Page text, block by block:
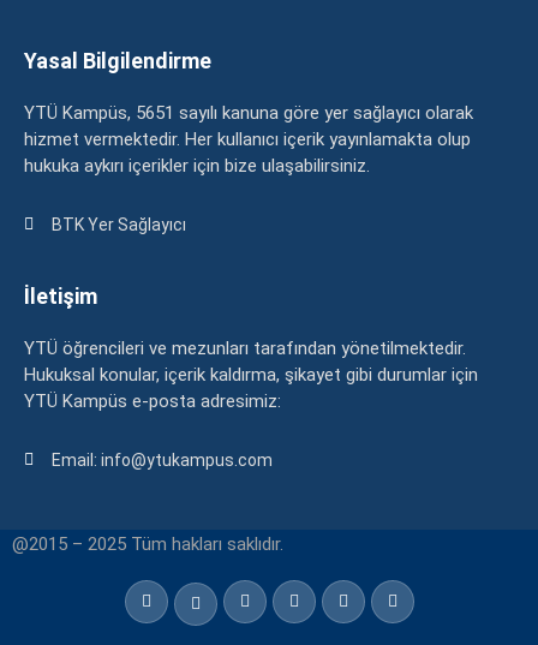
Yasal Bilgilendirme
YTÜ Kampüs, 5651 sayılı kanuna göre yer sağlayıcı olarak
hizmet vermektedir. Her kullanıcı içerik yayınlamakta olup
hukuka aykırı içerikler için bize ulaşabilirsiniz.
BTK Yer Sağlayıcı
İletişim
YTÜ öğrencileri ve mezunları tarafından yönetilmektedir.
Hukuksal konular, içerik kaldırma, şikayet gibi durumlar için
YTÜ Kampüs e-posta adresimiz:
Email: info@ytukampus.com
@2015 – 2025 Tüm hakları saklıdır.